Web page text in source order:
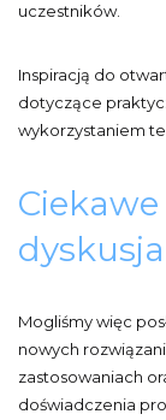
uczestników.
Inspiracją do
dotyczące
wykorzystaniem
dyskusja
Mogliśmy więc
nowych
zastosowaniach
doświadczenia